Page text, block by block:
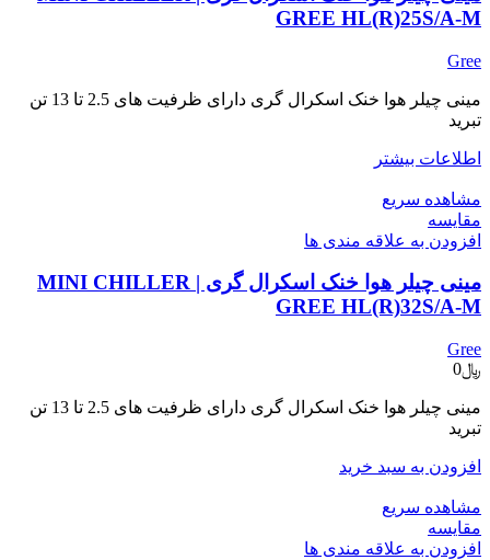
GREE HL(R)25S/A-M
Gree
مینی چیلر هوا خنک اسکرال گری دارای ظرفیت های 2.5 تا 13 تن
تبرید
اطلاعات بیشتر
مشاهده سریع
مقایسه
افزودن به علاقه مندی ها
مینی چیلر هوا خنک اسکرال گری | MINI CHILLER
GREE HL(R)32S/A-M
Gree
﷼0
مینی چیلر هوا خنک اسکرال گری دارای ظرفیت های 2.5 تا 13 تن
تبرید
افزودن به سبد خرید
مشاهده سریع
مقایسه
افزودن به علاقه مندی ها